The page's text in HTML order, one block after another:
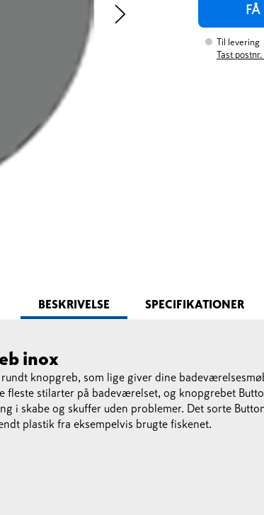
FÅ
Til levering
Tast
BESKRIVELSE SPECIFIKATIONER
inox
knopgreb, som lige giver dine
fleste stilarter på badeværelset, og knopgrebet
i skabe og skuffer uden problemer. Det sorte
plastik fra eksempelvis brugte fiskenet.